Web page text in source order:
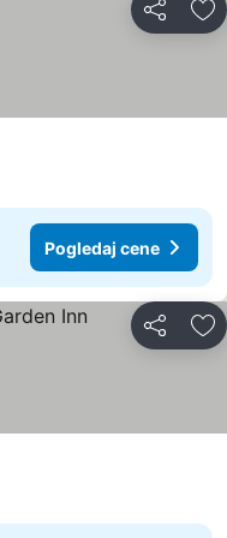
Deli
Pogledaj cene
Deli